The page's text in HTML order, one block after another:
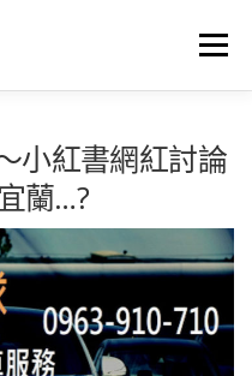
選單
息
小紅書網紅討論
蘭…?